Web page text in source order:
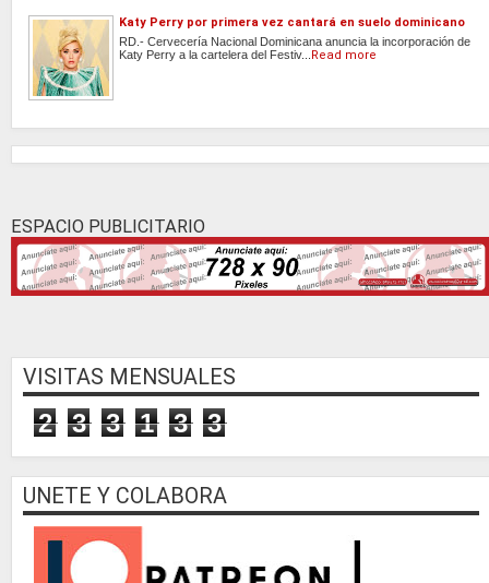
Katy Perry por primera vez cantará en suelo dominicano
RD.- Cervecería Nacional Dominicana anuncia la incorporación de
Katy Perry a la cartelera del Festiv... Read more
ESPACIO PUBLICITARIO
VISITAS MENSUALES
2 3 3 1 3 3
UNETE Y COLABORA